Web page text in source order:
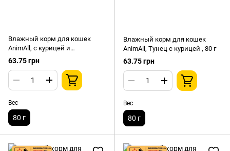
Влажный корм для кошек
AnimAll, с курицей и
креветками, 80 г
63.75 грн
Вес
80 г
Влажный корм для кошек
AnimAll, Тунец с курицей , 80 г
63.75 грн
Вес
80 г